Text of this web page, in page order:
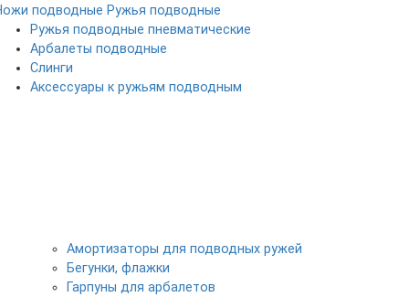
подводные Ружья подводные
Ружья подводные пневматические
Арбалеты подводные
Слинги
Аксессуары к ружьям подводным
Амортизаторы для подводных ружей
Бегунки, флажки
Гарпуны для арбалетов